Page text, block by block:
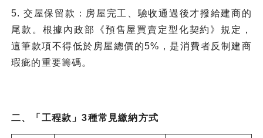
5. 交屋保留款：房屋完工、驗收通過後才撥給建商的
尾款。根據內政部《預售屋買賣定型化契約》規定，
這筆款項不得低於房屋總價的5%，是消費者反制建商
瑕疵的重要籌碼。
二、「工程款」3種常見繳納方式